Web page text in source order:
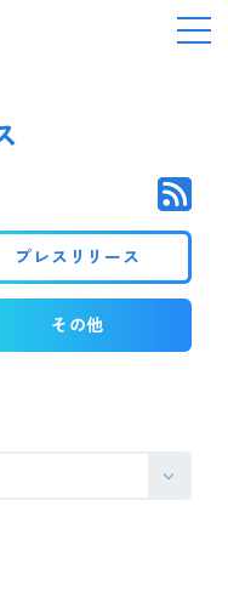
プレスリリース
その他